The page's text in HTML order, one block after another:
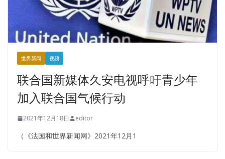
世界新闻 视频
联合国新媒体久安电视呼吁青少年
加入联合国气候行动
2021年12月18日 editor
（《法国和世界新闻网》2021年12月1